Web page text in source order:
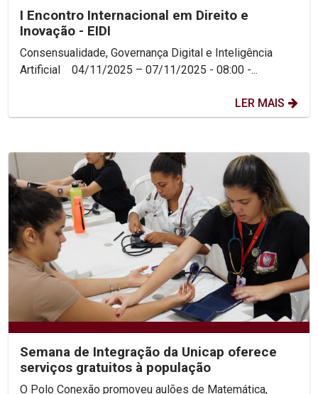
I Encontro Internacional em Direito e
Inovação - EIDI
Consensualidade, Governança Digital e Inteligência
Artificial 04/11/2025 – 07/11/2025 - 08:00 -...
LER MAIS
Semana de Integração da Unicap oferece
serviços gratuitos à população
O Polo Conexão promoveu aulões de Matemática,